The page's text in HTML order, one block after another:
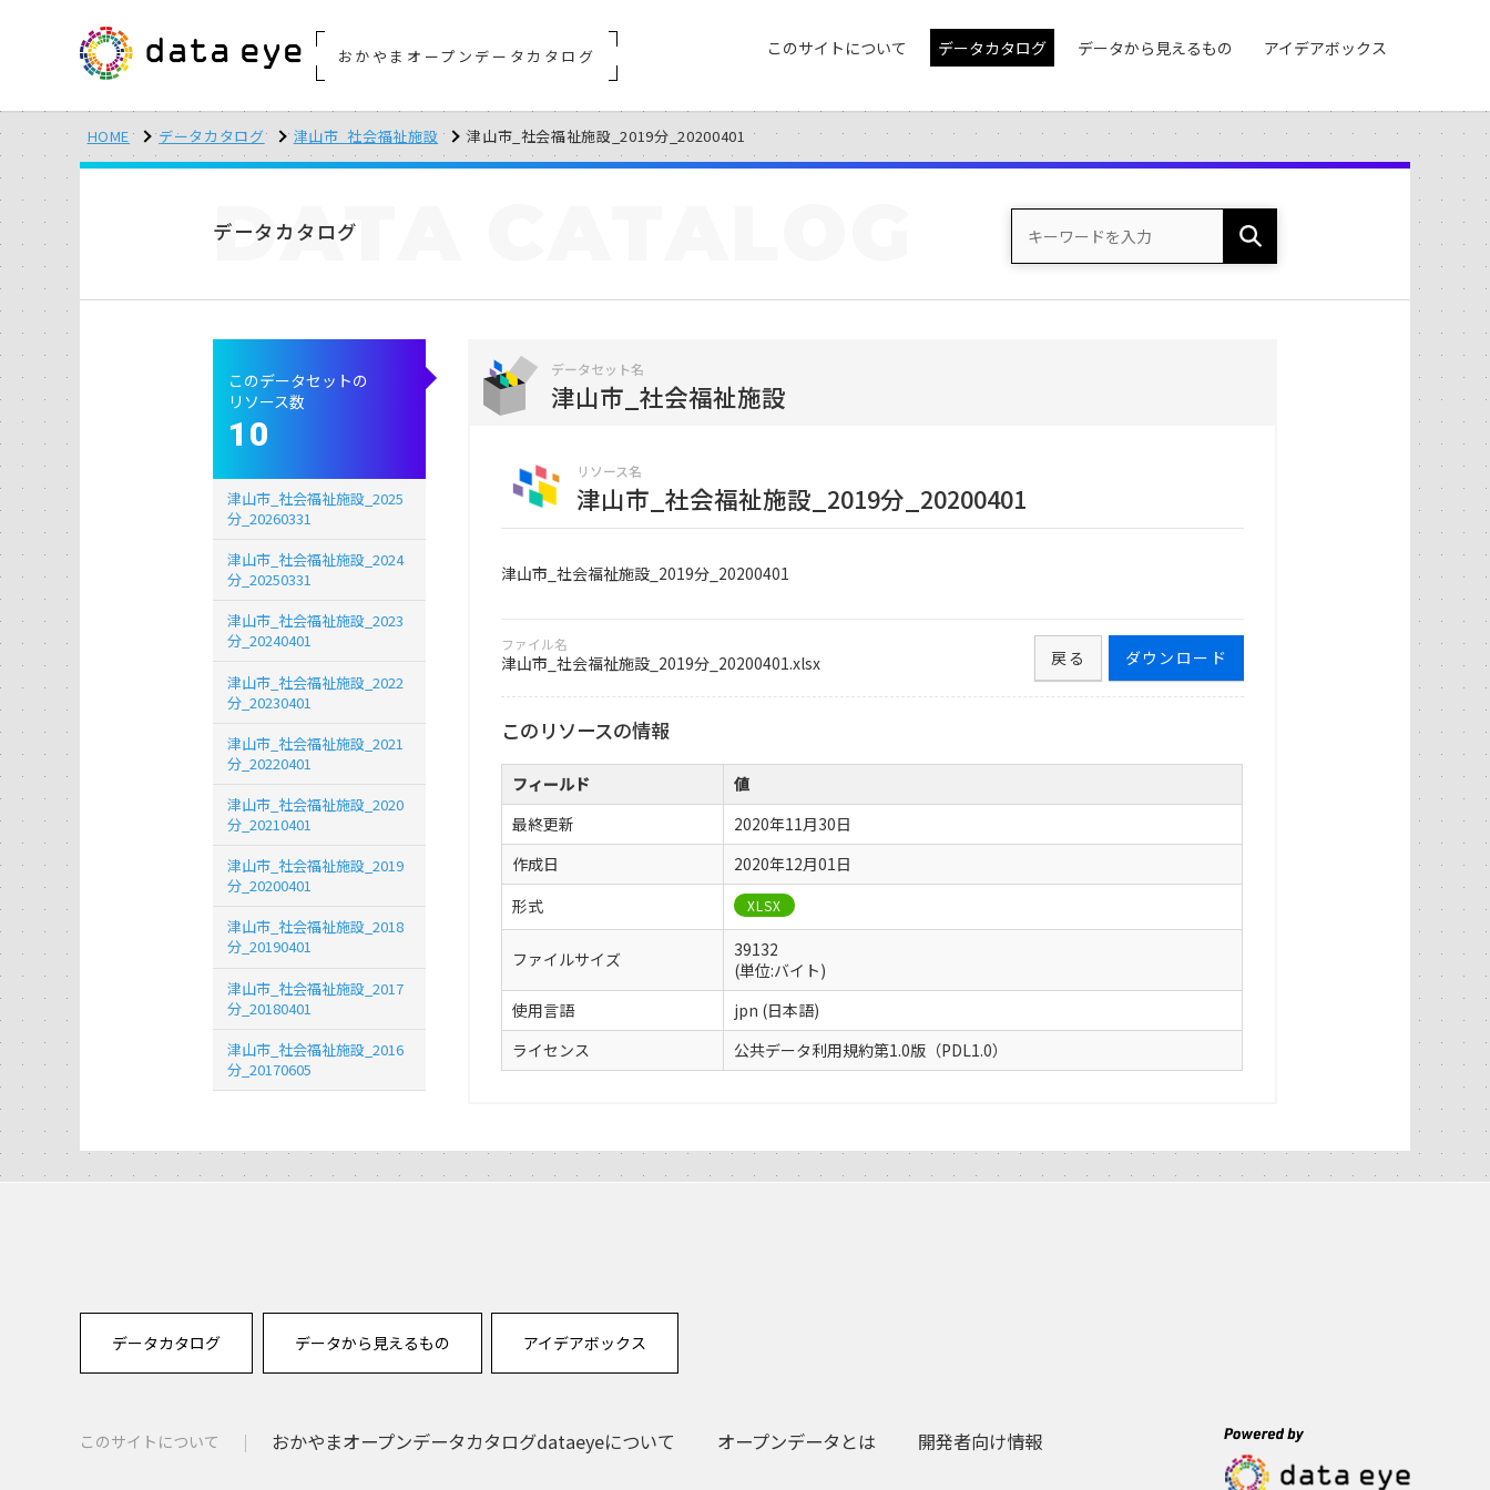
おかやまオープンデータカタログ このサイトについて データカタログ データから見えるもの アイデアボックス
HOME データカタログ 津山市_社会福祉施設 津山市_社会福祉施設_2019分_20200401
データカタログ
DATA
データセット名
津山市_社会福祉施設
リソース名
津山市_社会福祉施設_2019分_20200401
津山市_社会福祉施設_2019分_20200401
ファイル名
津山市_社会福祉施設_2019分_20200401.xlsx ダウンロード
戻る
このリソースの情報
フィールド
値
最終更新
2020年11月30日
作成日
2020年12月01日
形式
XLSX
ファイルサイズ
39132
(単位:バイト)
使用言語
jpn (日本語)
ライセンス
公共データ利用規約第1.0版（PDL1.0）
このデータセットの
リソース数
10
津山市_社会福祉施設_2025
分_20260331
津山市_社会福祉施設_2024
分_20250331
津山市_社会福祉施設_2023
分_20240401
津山市_社会福祉施設_2022
分_20230401
津山市_社会福祉施設_2021
分_20220401
津山市_社会福祉施設_2020
分_20210401
津山市_社会福祉施設_2019
分_20200401
津山市_社会福祉施設_2018
分_20190401
津山市_社会福祉施設_2017
分_20180401
津山市_社会福祉施設_2016
分_20170605
データカタログ データから見えるもの アイデアボックス
このサイトについて おかやまオープンデータカタログdataeyeについて オープンデータとは 開発者向け情報